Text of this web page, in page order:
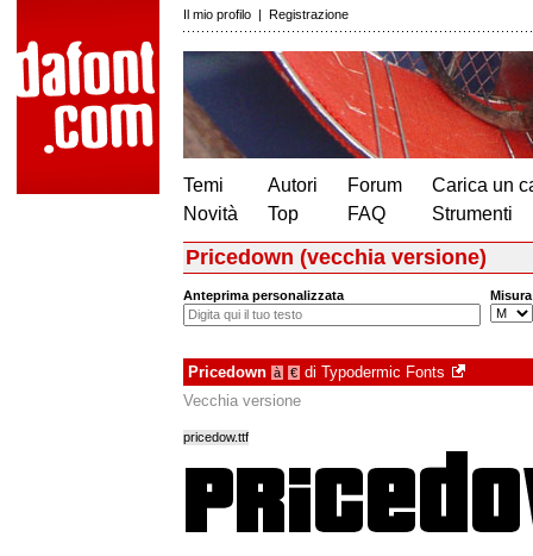
Il mio profilo | Registrazione
Temi
Novità
Autori
Top
Forum
FAQ
Carica un
Strumenti
Pricedown (vecchia versione)
Anteprima personalizzata Misura
Pricedown à € di Typodermic Fonts
Vecchia versione
pricedow.ttf